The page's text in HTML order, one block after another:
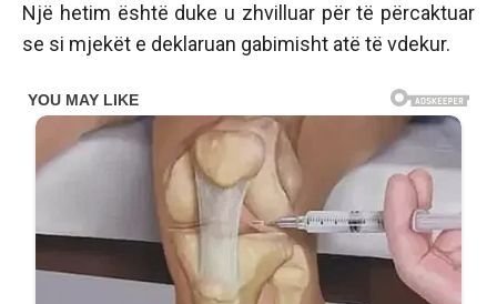
Një hetim është duke u zhvilluar për të përcaktuar
se si mjekët e deklaruan gabimisht atë të vdekur.